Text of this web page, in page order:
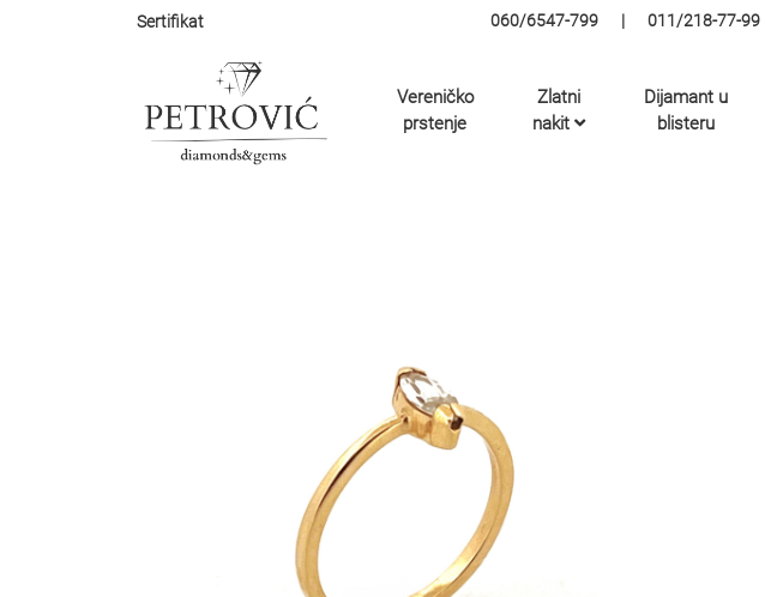
Sertifikat 060/6547-799 | 011/218-77-99
Vereničko
prstenje
Zlatni
nakit
Dijamant u
blisteru